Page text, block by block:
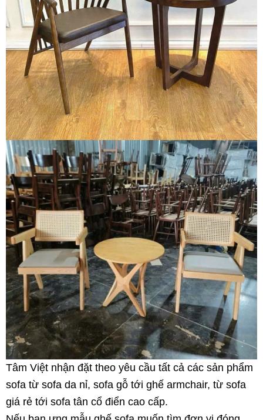
Tâm Việt nhận đặt theo yêu cầu tất cả các sản phẩm
sofa từ sofa da nỉ, sofa gỗ tới ghế armchair, từ sofa
giá rẻ tới sofa tân cổ điển cao cấp.